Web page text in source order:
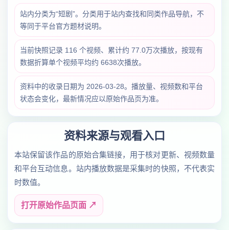
站内分类为“短剧”。分类用于站内查找和同类作品导航，不
等同于平台官方题材说明。
当前快照记录 116 个视频、累计约 77.0万次播放，按现有
数据折算单个视频平均约 6638次播放。
资料中的收录日期为 2026-03-28。播放量、视频数和平台
状态会变化，最新情况应以原始作品页为准。
资料来源与观看入口
本站保留该作品的原始合集链接，用于核对更新、视频数量
和平台互动信息。站内播放数据是采集时的快照，不代表实
时数值。
打开原始作品页面 ↗